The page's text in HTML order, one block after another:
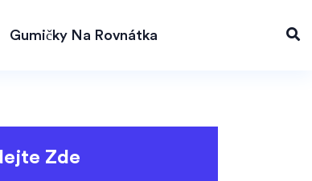
Gumičky Na Rovnátka
Zde